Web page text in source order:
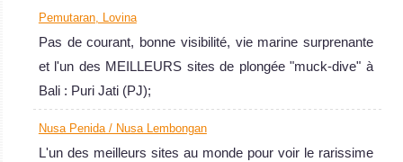
visibilité.
Bali Avis sur la
Pemutaran, Lovina
Pas de courant, bonne visibilité, vie marine surprenante
et l'un des MEILLEURS sites de plongée "muck-dive" à
Bali : Puri Jati (PJ);
Nusa Penida / Nusa Lembongan
L'un des meilleurs sites au monde pour voir le rarissime